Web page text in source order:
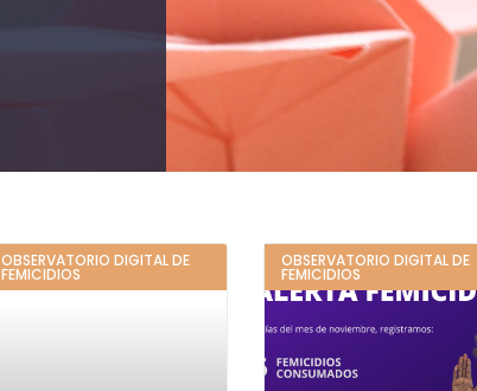
OBSERVATORIO DIGITAL DE
FEMICIDIOS
OBSERVATORIO DIGITAL DE
FEMICIDIOS